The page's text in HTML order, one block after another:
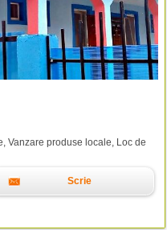
Vanzare produse locale, Loc de
Scrie